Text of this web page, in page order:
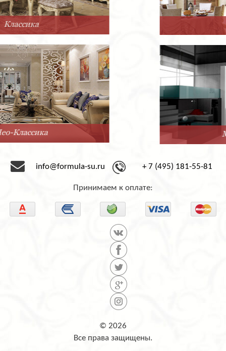
Минимализм
info@formula-su.ru + 7 (495) 181-55-81
Принимаем к оплате:
© 2026
Все права защищены.